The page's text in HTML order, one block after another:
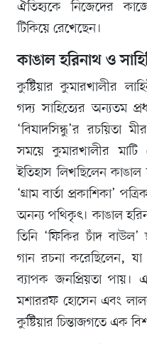
ঐতিহ্যকে নিজেদের
টিকিয়ে রেখেছেন।
কাঙাল হরিনাথ ও
কুষ্টিয়ার কুমারখালীর
গদ্য সাহিত্যের অন্যতম
‘বিষাদসিন্ধু’র
সময়ে কুমারখালীর
ইতিহাস লিখছিলেন
‘গ্রাম বার্তা প্রকাশিকা’
অনন্য পথিকৃৎ। কাঙাল
তিনি ‘ফিকির চাঁদ
গান রচনা করেছিলেন,
ব্যাপক জনপ্রিয়তা পায়।
মশাররফ হোসেন এবং
কুষ্টিয়ার চিন্তাজগতে এক